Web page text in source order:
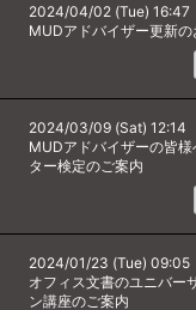
2024/04/02 (Tue) 16:47
MUDアドバイザー更新
2024/03/09 (Sat) 12:14
MUDアドバイザーの皆様
ター検定のご案内
2024/01/23 (Tue) 09:05
オフィス文書のユニバー
ン講座のご案内